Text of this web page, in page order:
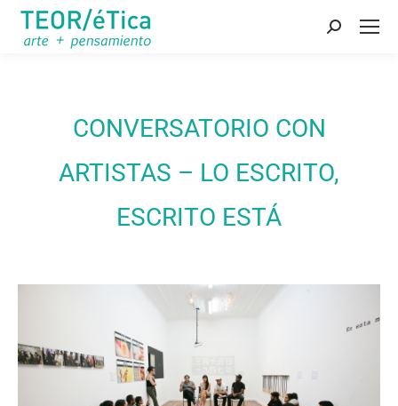
Buscar:
CONVERSATORIO CON
ARTISTAS – LO ESCRITO,
ESCRITO ESTÁ